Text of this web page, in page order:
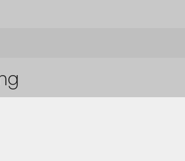
buitenruimte te
te creëren.